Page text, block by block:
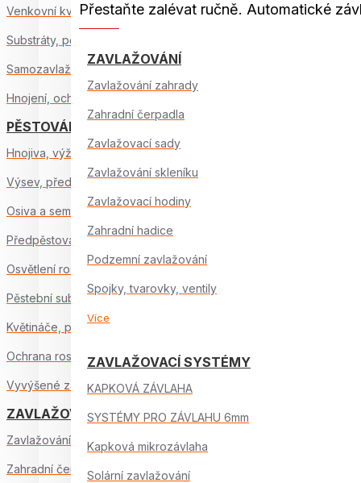
Přestaňte zalévat ručně. Automatické
ZAVLAŽOVÁNÍ
Zavlažování zahrady
Zahradní čerpadla
Zavlažovací sady
Zavlažování skleníku
Zavlažovací hodiny
Zahradní hadice
Podzemní zavlažování
Spojky, tvarovky, ventily
Více
ZAVLAŽOVACÍ SYSTÉMY
KAPKOVÁ ZÁVLAHA
SYSTÉMY PRO ZÁVLAHU 6mm
Kapková mikrozávlaha
Solární zavlažování
Venkovní květináče, záhony
Substráty, pěstební média
Samozavlažovací truhlíky
Hnojení, ochrana rostlin
PĚSTOVÁNÍ ZELENINY
Hnojiva, výživa
Výsev, předpěstování
Osiva a semínka
Předpěstování sadby
Osvětlení rostlin
Pěstební substráty
Květináče, podmisky
Ochrana rostlin
Vyvýšené záhony
ZAVLAŽOVÁNÍ
Zavlažování zahrady
Zahradní čerpadla